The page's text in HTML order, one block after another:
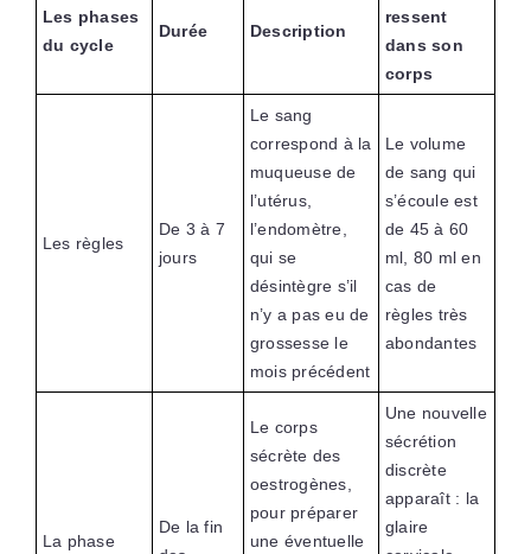
Les phases
du cycle
Durée Description
ressent
dans son
corps
Les règles
De 3 à 7
jours
Le sang
correspond à la
muqueuse de
l’utérus,
l’endomètre,
qui se
désintègre s’il
n’y a pas eu de
grossesse le
mois précédent
Le volume
de sang qui
s’écoule est
de 45 à 60
ml, 80 ml en
cas de
règles très
abondantes
La phase
De la fin
Le corps
sécrète des
oestrogènes,
pour préparer
une éventuelle
Une nouvelle
sécrétion
discrète
apparaît : la
glaire